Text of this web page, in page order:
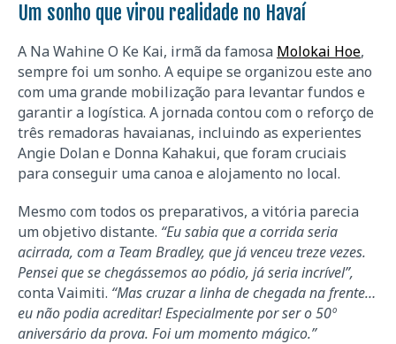
Um sonho que virou realidade no Havaí
A Na Wahine O Ke Kai, irmã da famosa Molokai Hoe,
sempre foi um sonho. A equipe se organizou este ano
com uma grande mobilização para levantar fundos e
garantir a logística. A jornada contou com o reforço de
três remadoras havaianas, incluindo as experientes
Angie Dolan e Donna Kahakui, que foram cruciais
para conseguir uma canoa e alojamento no local.
Mesmo com todos os preparativos, a vitória parecia
um objetivo distante. “Eu sabia que a corrida seria
acirrada, com a Team Bradley, que já venceu treze vezes.
Pensei que se chegássemos ao pódio, já seria incrível”,
conta Vaimiti. “Mas cruzar a linha de chegada na frente…
eu não podia acreditar! Especialmente por ser o 50º
aniversário da prova. Foi um momento mágico.”